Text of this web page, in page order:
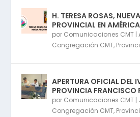
H. TERESA ROSAS,
PROVINCIAL EN
por Comunicaciones CMT |
Congregación CMT,
APERTURA OFICIAL DEL
PROVINCIA FRANCISCO
por Comunicaciones CMT |
Congregación CMT,